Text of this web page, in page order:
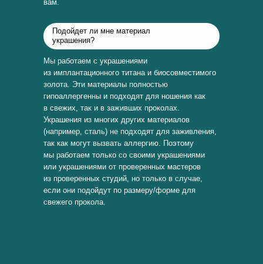
вам.
Подойдет ли мне материал
украшения?
Мы работаем с украшениями
из имплантационного титана и биосовместимого
золота. Эти материалы полностью
гипоаллергенны и подходят для ношения как
в свежих, так и в заживших проколах.
Украшения из многих других материалов
(например, сталь) не подходят для заживления,
так как могут вызвать аллергию. Поэтому
мы работаем только со своими украшениями
или украшениями от проверенных мастеров
из проверенных студий, но только в случае,
если они подойдут по размеру/форме для
свежего прокола.